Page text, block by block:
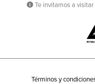
Te invitamos a
Términos y